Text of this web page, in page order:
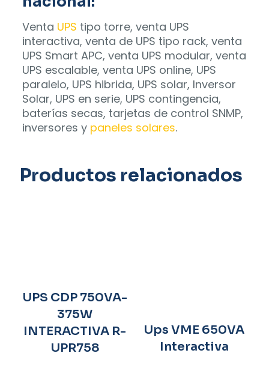
Venta UPS tipo torre, venta UPS
interactiva, venta de UPS tipo rack, venta
UPS Smart APC, venta UPS modular, venta
UPS escalable, venta UPS online, UPS
paralelo, UPS hibrida, UPS solar, Inversor
Solar, UPS en serie, UPS contingencia,
baterías secas, tarjetas de control SNMP,
inversores y paneles solares.
Productos relacionados
UPS CDP 750VA-
375W
INTERACTIVA R-
UPR758
Ups VME 650VA
Interactiva